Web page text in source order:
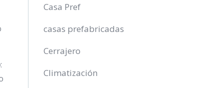
:
Casa Pref
casas prefabricadas
Cerrajero
Climatización